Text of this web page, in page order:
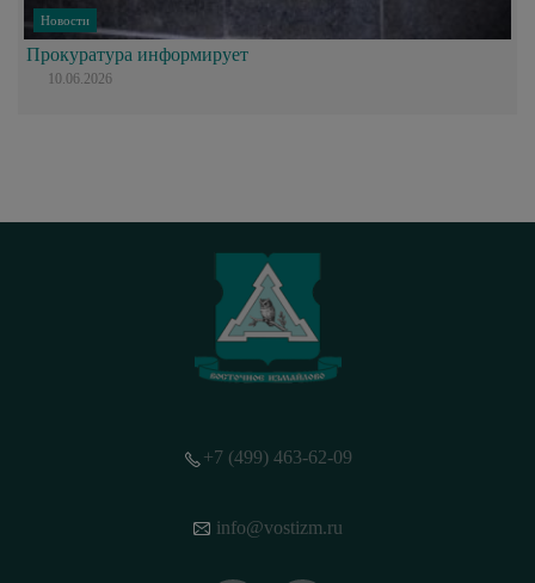
Новости
Прокуратура информирует
10.06.2026
+7 (499) 463-62-09
info@vostizm.ru